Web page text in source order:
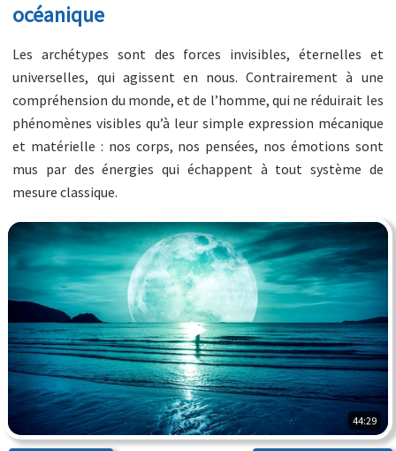
océanique
Les archétypes sont des forces invisibles, éternelles et
universelles, qui agissent en nous. Contrairement à une
compréhension du monde, et de l’homme, qui ne réduirait les
phénomènes visibles qu’à leur simple expression mécanique
et matérielle : nos corps, nos pensées, nos émotions sont
mus par des énergies qui échappent à tout système de
mesure classique.
44:29